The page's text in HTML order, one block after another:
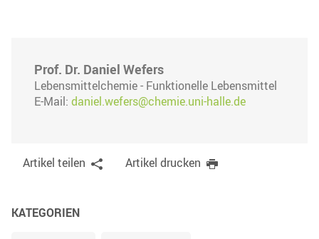
Prof. Dr. Daniel Wefers
Lebensmittelchemie - Funktionelle Lebensmittel
E-Mail: daniel.wefers@chemie.uni-halle.de
Artikel teilen Artikel drucken
KATEGORIEN